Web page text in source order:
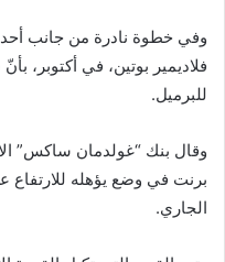
وفي خطوة نادرة من جانب أحد
للبرميل.
وقال بنك “غولدمان ساكس”
الجاري.